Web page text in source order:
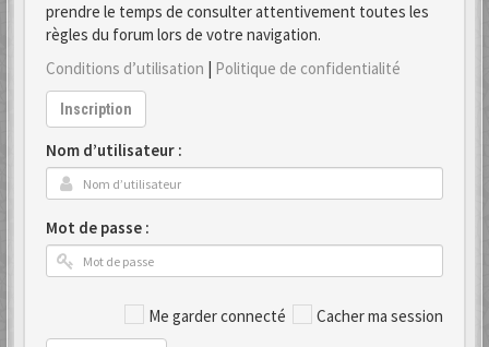
prendre le temps de consulter attentivement toutes les
règles du forum lors de votre navigation.
Conditions d’utilisation | Politique de confidentialité
Inscription
Nom d’utilisateur :
Mot de passe :
Me garder connecté Cacher ma session